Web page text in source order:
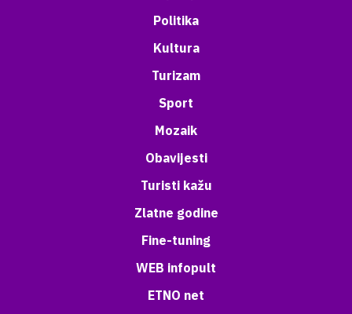
Politika
Kultura
Turizam
Sport
Mozaik
Obavijesti
Turisti kažu
Zlatne godine
Fine-tuning
WEB infopult
ETNO net